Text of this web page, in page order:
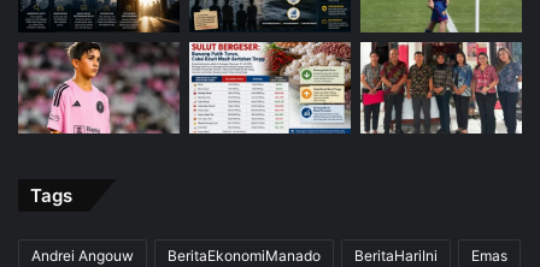
Tags
Andrei Angouw BeritaEkonomiManado BeritaHariIni Emas